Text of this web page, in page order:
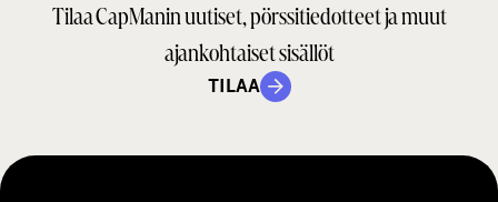
Tilaa CapManin uutiset, pörssitiedotteet ja muut
ajankohtaiset sisällöt
TILAA